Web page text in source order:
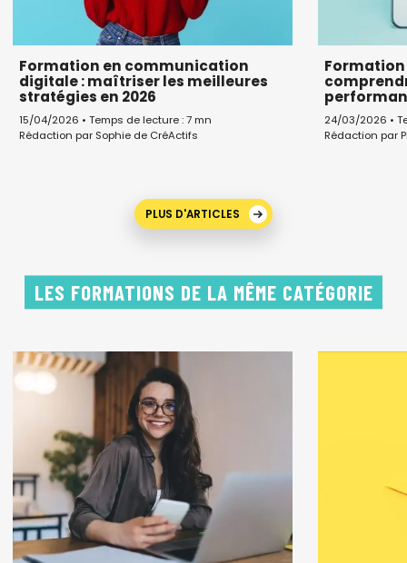
Formation en communication
digitale : maîtriser les meilleures
stratégies en 2026
15/04/2026 • Temps de lecture : 7 mn
Rédaction par Sophie de CréActifs
24/03/2026 •
Rédaction par
PLUS D'ARTICLES
LES FORMATIONS DE LA MÊME CATÉGORIE